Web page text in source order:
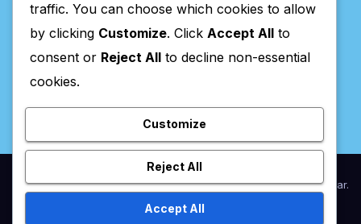
Valpaços Online
Proudly powered by WordPress|Theme:NewsupbyThemeansar.
traffic. You can choose which cookies to allow
by clicking Customize. Click Accept All to
consent or Reject All to decline non-essential
cookies.
Customize
Reject All
Accept All